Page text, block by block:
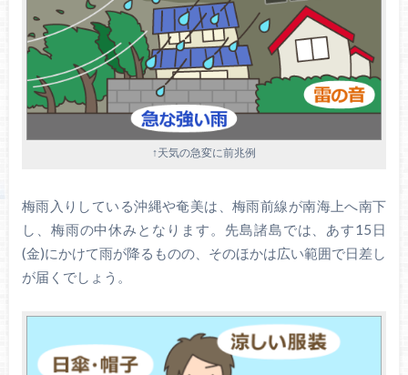
↑天気の急変に前兆例
梅雨入りしている沖縄や奄美は、梅雨前線が南海上へ南下
し、梅雨の中休みとなります。先島諸島では、あす15日
(金)にかけて雨が降るものの、そのほかは広い範囲で日差し
が届くでしょう。